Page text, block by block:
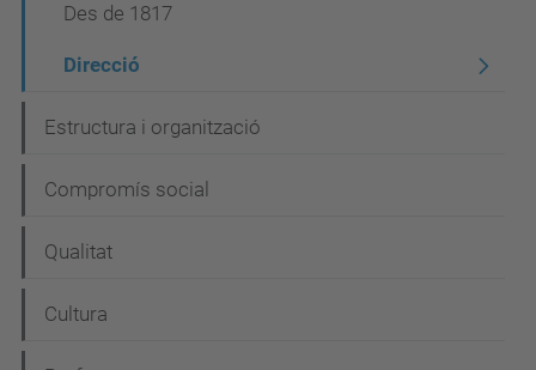
c
i
Des de 1817
Direcció
Estructura i organització
Compromís social
Qualitat
Cultura